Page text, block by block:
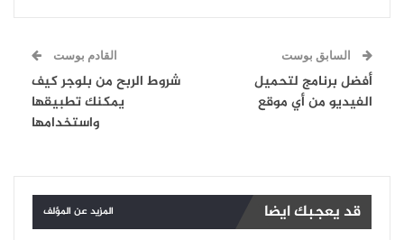
السابق بوست
أفضل برنامج لتحميل
الفيديو من أي موقع
القادم بوست
شروط الربح من بلوجر كيف
يمكنك تطبيقها
واستخدامها
قد يعجبك ايضا المزيد عن المؤلف